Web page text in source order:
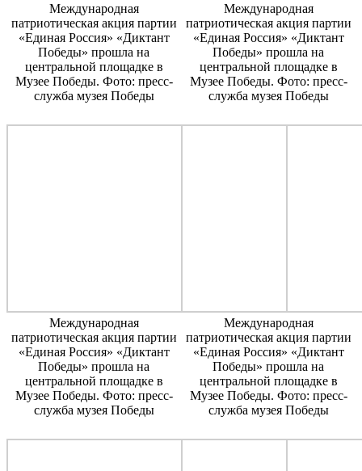
Международная
патриотическая акция партии
«Единая Россия» «Диктант
Победы» прошла на
центральной площадке в
Музее Победы. Фото: пресс-
служба музея Победы
Международная
патриотическая акция партии
«Единая Россия» «Диктант
Победы» прошла на
центральной площадке в
Музее Победы. Фото: пресс-
служба музея Победы
Международная
патриотическая акция партии
«Единая Россия» «Диктант
Победы» прошла на
центральной площадке в
Музее Победы. Фото: пресс-
служба музея Победы
Международная
патриотическая акция партии
«Единая Россия» «Диктант
Победы» прошла на
центральной площадке в
Музее Победы. Фото: пресс-
служба музея Победы